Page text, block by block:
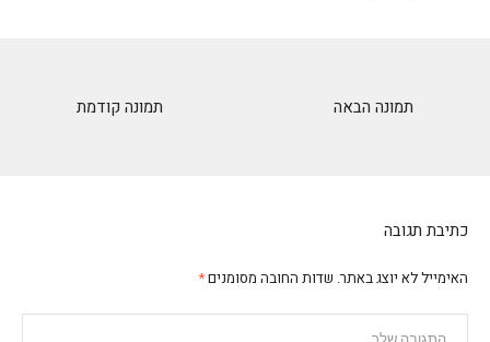
תמונה קודמת תמונה הבאה
כתיבת תגובה
האימייל לא יוצג באתר. שדות החובה מסומנים*